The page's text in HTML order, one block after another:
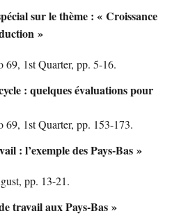
sur le thème : « Croissance
»
69, 1st Quarter, pp. 5-16.
: quelques évaluations pour
1st Quarter, pp. 153-173.
: l’exemple des Pays-Bas »
pp. 13-21.
travail aux Pays-Bas »